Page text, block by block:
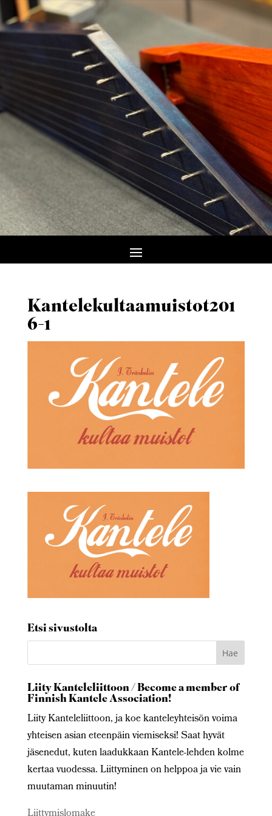
Kantelekultaamuistot201
6-1
Etsi sivustolta
Liity Kanteleliittoon / Become a member of
Finnish Kantele Association!
Liity Kanteleliittoon, ja koe kanteleyhteisön voima
yhteisen asian eteenpäin viemiseksi! Saat hyvät
jäsenedut, kuten laadukkaan Kantele-lehden kolme
kertaa vuodessa. Liittyminen on helppoa ja vie vain
muutaman minuutin!